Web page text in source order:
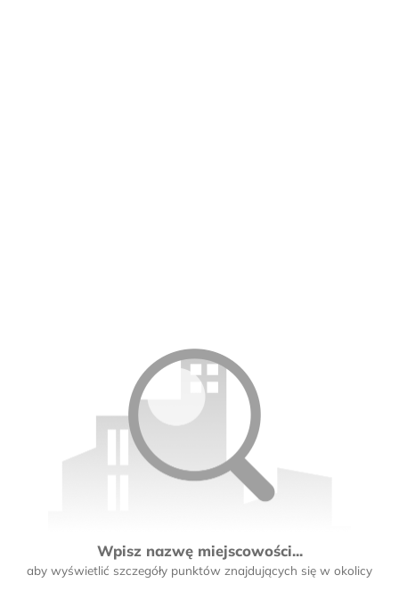
Wpisz nazwę miejscowości...
aby wyświetlić szczegóły punktów znajdujących się w okolicy